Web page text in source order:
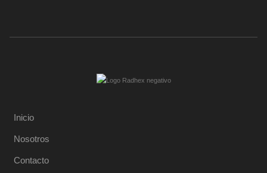
Inicio
Nosotros
Contacto